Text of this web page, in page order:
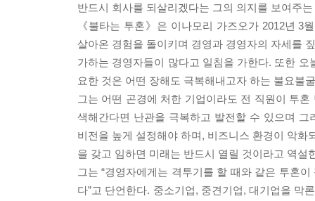
반드시 회사를 되살리겠다는 그의 의지를 보여주
《불타는 투혼》은 이나모리 가즈오가 2012년 3
살아온 경험을 돌이키며 경영과 경영자의 자세를
가하는 경영자들이 많다고 일침을 가한다. 또한
요한 것은 어떤 장해도 극복해내고자 하는 불요불
그는 어떤 곤경에 처한 기업이라도 전 직원이 투
색해간다면 난관을 극복하고 발전할 수 있으며
비전을 높게 설정해야 하며, 비즈니스 환경이 악
을 갖고 임하면 미래는 반드시 열릴 것이라고 역설
그는 “경영자에게는 격투기를 할 때와 같은 투혼
다”고 단언한다. 중소기업, 중견기업, 대기업을 막